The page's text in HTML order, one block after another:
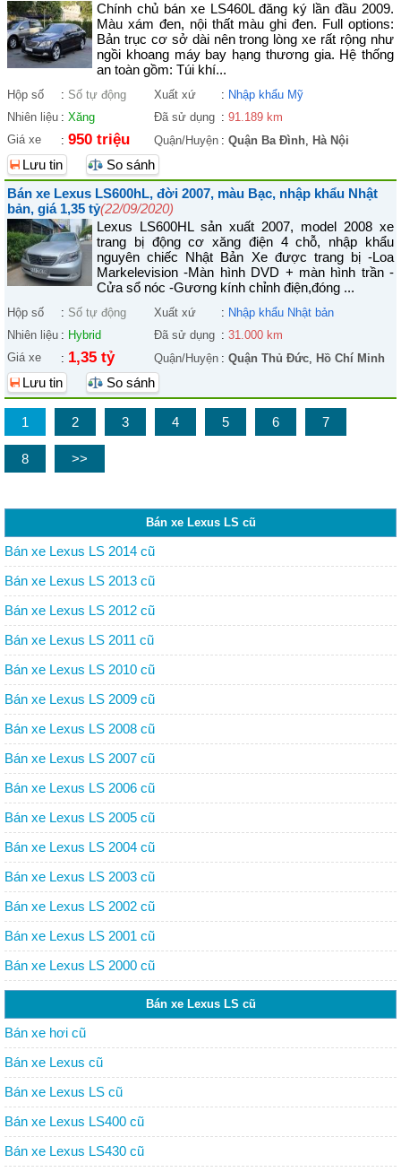
Chính chủ bán xe LS460L đăng ký lần đầu 2009.
Màu xám đen, nội thất màu ghi đen. Full options:
Bản trục cơ sở dài nên trong lòng xe rất rộng như
ngồi khoang máy bay hạng thương gia. Hệ thống
an toàn gồm: Túi khí...
Hộp số : Số tự động Xuất xứ : Nhập khẩu Mỹ
Nhiên liệu : Xăng Đã sử dụng : 91.189 km
Giá xe
: 950 triệu Quận/Huyện : Quận Ba Đình, Hà Nội
Lưu tin
So sánh
Bán xe Lexus LS600hL, đời 2007, màu Bạc, nhập khẩu Nhật
bản, giá 1,35 tỷ(22/09/2020)
Lexus LS600HL sản xuất 2007, model 2008 xe
trang bị động cơ xăng điện 4 chỗ, nhập khẩu
nguyên chiếc Nhật Bản Xe được trang bị -Loa
Markelevision -Màn hình DVD + màn hình trần -
Cửa sổ nóc -Gương kính chỉnh điện,đóng ...
Hộp số : Số tự động Xuất xứ : Nhập khẩu Nhật bản
Nhiên liệu : Hybrid Đã sử dụng : 31.000 km
Giá xe
: 1,35 tỷ Quận/Huyện : Quận Thủ Đức, Hồ Chí Minh
Lưu tin So sánh
1 2 3 4 5 6 7
8 >>
Bán xe Lexus LS cũ
Bán xe Lexus LS 2014 cũ
Bán xe Lexus LS 2013 cũ
Bán xe Lexus LS 2012 cũ
Bán xe Lexus LS 2011 cũ
Bán xe Lexus LS 2010 cũ
Bán xe Lexus LS 2009 cũ
Bán xe Lexus LS 2008 cũ
Bán xe Lexus LS 2007 cũ
Bán xe Lexus LS 2006 cũ
Bán xe Lexus LS 2005 cũ
Bán xe Lexus LS 2004 cũ
Bán xe Lexus LS 2003 cũ
Bán xe Lexus LS 2002 cũ
Bán xe Lexus LS 2001 cũ
Bán xe Lexus LS 2000 cũ
Bán xe Lexus LS cũ
Bán xe hơi cũ
Bán xe Lexus cũ
Bán xe Lexus LS cũ
Bán xe Lexus LS400 cũ
Bán xe Lexus LS430 cũ